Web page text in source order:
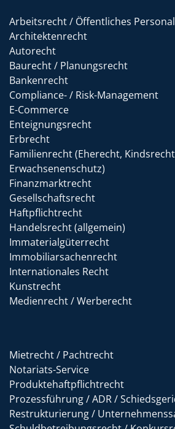
Arbeitsrecht / Öffentliches
Architektenrecht
Autorecht
Baurecht / Planungsrecht
Bankenrecht
Compliance- / Risk-Management
E-Commerce
Enteignungsrecht
Erbrecht
Familienrecht (Eherecht,
Erwachsenenschutz)
Finanzmarktrecht
Gesellschaftsrecht
Haftpflichtrecht
Handelsrecht (allgemein)
Immaterialgüterrecht
Immobiliarsachenrecht
Internationales Recht
Kunstrecht
Medienrecht / Werberecht
Mietrecht / Pachtrecht
Notariats-Service
Produktehaftpflichtrecht
Prozessführung / ADR /
Restrukturierung /